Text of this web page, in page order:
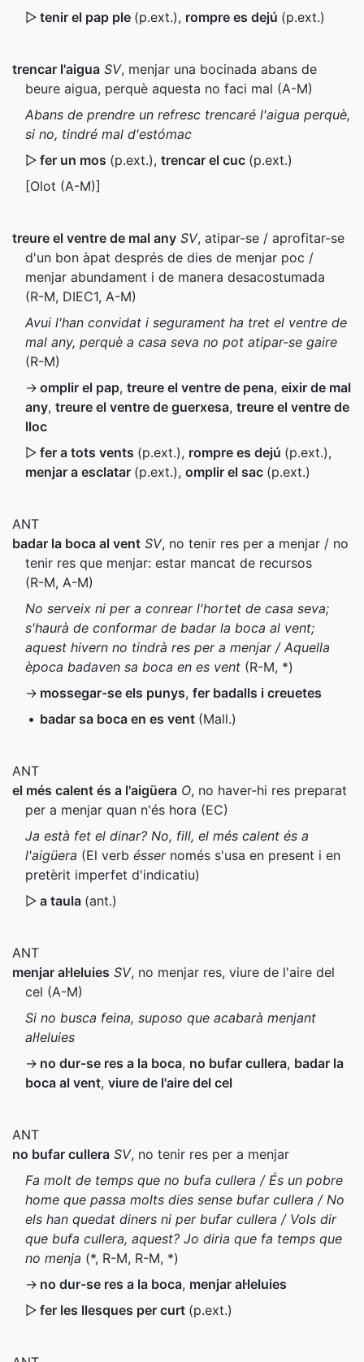
▷ tenir el pap ple (p.ext.), rompre es dejú (p.ext.)
trencar l'aigua SV, menjar una bocinada abans de
beure aigua, perquè aquesta no faci mal (A-M)
Abans de prendre un refresc trencaré l'aigua perquè,
si no, tindré mal d'estómac
▷ fer un mos (p.ext.), trencar el cuc (p.ext.)
[Olot (A-M)]
treure el ventre de mal any SV, atipar-se / aprofitar-se
d'un bon àpat després de dies de menjar poc /
menjar abundament i de manera desacostumada
(R-M, DIEC1, A-M)
Avui l'han convidat i segurament ha tret el ventre de
mal any, perquè a casa seva no pot atipar-se gaire
(R-M)
→ omplir el pap, treure el ventre de pena, eixir de mal
any, treure el ventre de guerxesa, treure el ventre de
lloc
▷ fer a tots vents (p.ext.), rompre es dejú (p.ext.),
menjar a esclatar (p.ext.), omplir el sac (p.ext.)
ANT
badar la boca al vent SV, no tenir res per a menjar / no
tenir res que menjar: estar mancat de recursos
(R-M, A-M)
No serveix ni per a conrear l'hortet de casa seva;
s'haurà de conformar de badar la boca al vent;
aquest hivern no tindrà res per a menjar / Aquella
època badaven sa boca en es vent (R-M, *)
→ mossegar-se els punys, fer badalls i creuetes
• badar sa boca en es vent (Mall.)
ANT
el més calent és a l'aigüera O, no haver-hi res preparat
per a menjar quan n'és hora (EC)
Ja està fet el dinar? No, fill, el més calent és a
l'aigüera (El verb éssernomés s'usa en present i en
pretèrit imperfet d'indicatiu)
▷ a taula (ant.)
ANT
menjar al·leluies SV, no menjar res, viure de l'aire del
cel (A-M)
Si no busca feina, suposo que acabarà menjant
al·leluies
→ no dur-se res a la boca, no bufar cullera, badar la
boca al vent, viure de l'aire del cel
ANT
no bufar cullera SV, no tenir res per a menjar
Fa molt de temps que no bufa cullera / És un pobre
home que passa molts dies sense bufar cullera / No
els han quedat diners ni per bufar cullera / Vols dir
que bufa cullera, aquest? Jo diria que fa temps que
no menja (*, R-M, R-M, *)
→ no dur-se res a la boca, menjar al·leluies
▷ fer les llesques per curt (p.ext.)